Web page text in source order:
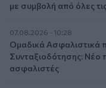
με συμβολή από όλες
07.08.2026 - 10:28
Ομαδικά Ασφαλιστικά
Συνταξιοδότησης: Νέο
ασφαλιστές